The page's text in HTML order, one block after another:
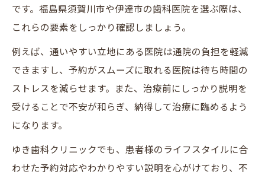
です。福島県須賀川市や伊達市の歯科医院を選ぶ際は、
これらの要素をしっかり確認しましょう。
例えば、通いやすい立地にある医院は通院の負担を軽減
できますし、予約がスムーズに取れる医院は待ち時間の
ストレスを減らせます。また、治療前にしっかり説明を
受けることで不安が和らぎ、納得して治療に臨めるよう
になります。
ゆき歯科クリニックでも、患者様のライフスタイルに合
わせた予約対応やわかりやすい説明を心がけており、不